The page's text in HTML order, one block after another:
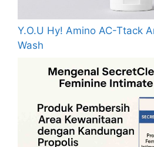
Y.O.U Hy! Amino AC-Ttack
Wash